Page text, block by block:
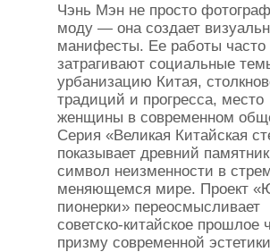
Чэнь Мэн не просто
моду — она создает
манифесты. Ее работы часто
затрагивают социальные
урбанизацию Китая,
традиций и прогресса, место
женщины в современном
Серия «Великая Китайская
показывает древний памятник
символ неизменности в
меняющемся мире. Проект
пионерки» переосмысливает
советско-китайское прошлое
призму современной